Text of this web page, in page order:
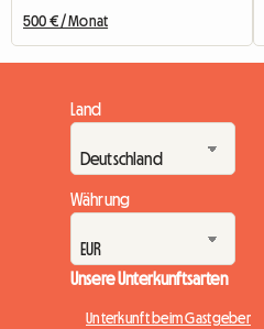
500 € / Monat
Land
Währung
Unsere Unterkunftsarten
Unterkunft beim Gastgeber